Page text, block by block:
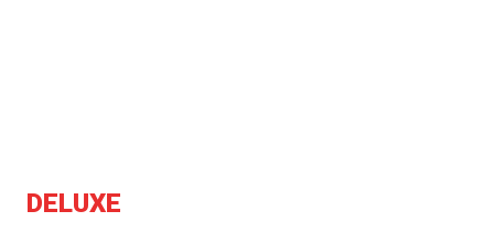
DELUXE